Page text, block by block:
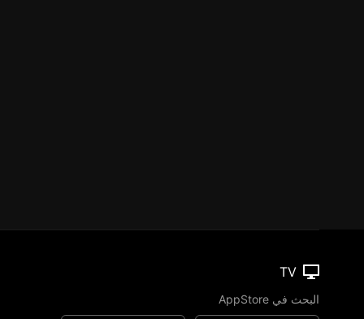
TV
البحث في AppStore